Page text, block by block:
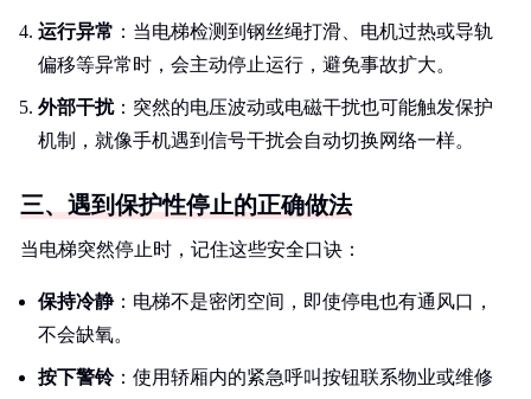
运行异常 ：当电梯检测到钢丝绳打滑、电机过热或导轨
偏移等异常时，会主动停止运行，避免事故扩大。
外部干扰：突然的电压波动或电磁干扰也可能触发保护
机制，就像手机遇到信号干扰会自动切换网络一样。
三、遇到保护性停止的正确做法
当电梯突然停止时，记住这些安全口诀：
保持冷静：电梯不是密闭空间，即使停电也有通风口，
不会缺氧。
按下警铃：使用轿厢内的紧急呼叫按钮联系物业或维修